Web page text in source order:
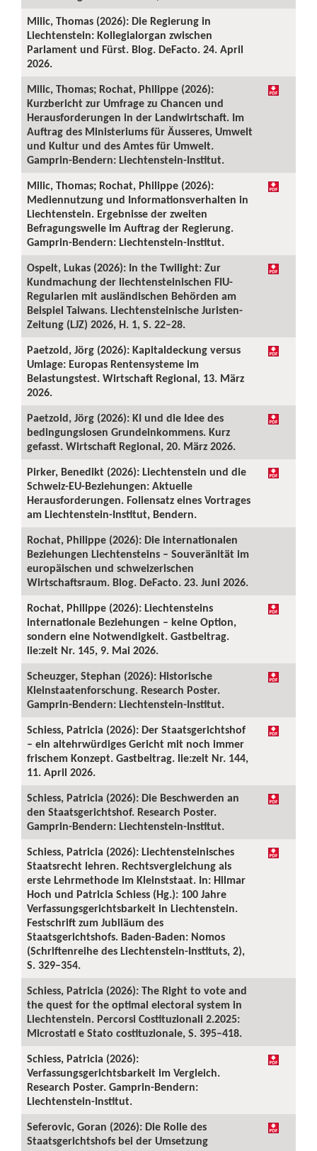
Milic, Thomas (2026): Die Regierung in
Liechtenstein: Kollegialorgan zwischen
Parlament und Fürst. Blog. DeFacto. 24. April
2026.
Milic, Thomas; Rochat, Philippe (2026):
Kurzbericht zur Umfrage zu Chancen und
Herausforderungen in der Landwirtschaft. Im
Auftrag des Ministeriums für Äusseres, Umwelt
und Kultur und des Amtes für Umwelt.
Gamprin-Bendern: Liechtenstein-Institut.
Milic, Thomas; Rochat, Philippe (2026):
Mediennutzung und Informationsverhalten in
Liechtenstein. Ergebnisse der zweiten
Befragungswelle im Auftrag der Regierung.
Gamprin-Bendern: Liechtenstein-Institut.
Ospelt, Lukas (2026): In the Twilight: Zur
Kundmachung der liechtensteinischen FIU-
Regularien mit ausländischen Behörden am
Beispiel Taiwans. Liechtensteinische Juristen-
Zeitung (LJZ) 2026, H. 1, S. 22–28.
Paetzold, Jörg (2026): Kapitaldeckung versus
Umlage: Europas Rentensysteme im
Belastungstest. Wirtschaft Regional, 13. März
2026.
Paetzold, Jörg (2026): KI und die Idee des
bedingungslosen Grundeinkommens. Kurz
gefasst. Wirtschaft Regional, 20. März 2026.
Pirker, Benedikt (2026): Liechtenstein und die
Schweiz-EU-Beziehungen: Aktuelle
Herausforderungen. Foliensatz eines Vortrages
am Liechtenstein-Institut, Bendern.
Rochat, Philippe (2026): Die internationalen
Beziehungen Liechtensteins – Souveränität im
europäischen und schweizerischen
Wirtschaftsraum. Blog. DeFacto. 23. Juni 2026.
Rochat, Philippe (2026): Liechtensteins
internationale Beziehungen – keine Option,
sondern eine Notwendigkeit. Gastbeitrag.
lie:zeit Nr. 145, 9. Mai 2026.
Scheuzger, Stephan (2026): Historische
Kleinstaatenforschung. Research Poster.
Gamprin-Bendern: Liechtenstein-Institut.
Schiess, Patricia (2026): Der Staatsgerichtshof
– ein altehrwürdiges Gericht mit noch immer
frischem Konzept. Gastbeitrag. lie:zeit Nr. 144,
11. April 2026.
Schiess, Patricia (2026): Die Beschwerden an
den Staatsgerichtshof. Research Poster.
Gamprin-Bendern: Liechtenstein-Institut.
Schiess, Patricia (2026): Liechtensteinisches
Staatsrecht lehren. Rechtsvergleichung als
erste Lehrmethode im Kleinststaat. In: Hilmar
Hoch und Patricia Schiess (Hg.): 100 Jahre
Verfassungsgerichtsbarkeit in Liechtenstein.
Festschrift zum Jubiläum des
Staatsgerichtshofs. Baden-Baden: Nomos
(Schriftenreihe des Liechtenstein-Instituts, 2),
S. 329–354.
Schiess, Patricia (2026): The Right to vote and
the quest for the optimal electoral system in
Liechtenstein. Percorsi Costituzionali 2.2025:
Microstati e Stato costituzionale, S. 395–418.
Schiess, Patricia (2026):
Verfassungsgerichtsbarkeit im Vergleich.
Research Poster. Gamprin-Bendern:
Liechtenstein-Institut.
Seferovic, Goran (2026): Die Rolle des
Staatsgerichtshofs bei der Umsetzung